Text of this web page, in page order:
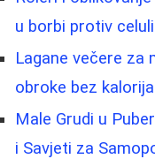
u borbi protiv
Lagane večere za
obroke bez kalorija
Male Grudi u
i Savjeti za